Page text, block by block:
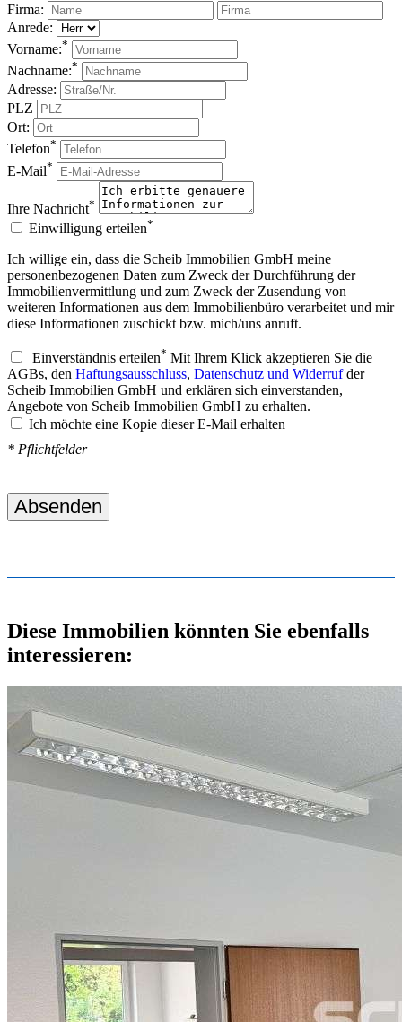
Firma:
Anrede:
Vorname:*
Nachname:*
Adresse:
PLZ
Ort:
Telefon*
E-Mail*
Ihre Nachricht*
Einwilligung erteilen*
Ich willige ein, dass die Scheib Immobilien GmbH meine
personenbezogenen Daten zum Zweck der Durchführung der
Immobilienvermittlung und zum Zweck der Zusendung von
weiteren Informationen aus dem Immobilienbüro verarbeitet und mir
diese Informationen zuschickt bzw. mich/uns anruft.
Einverständnis erteilen* Mit Ihrem Klick akzeptieren Sie die
AGBs, den Haftungsausschluss, Datenschutz und Widerrufder
Scheib Immobilien GmbH und erklären sich einverstanden,
Angebote von Scheib Immobilien GmbH zu erhalten.
Ich möchte eine Kopie dieser E-Mail erhalten
* Pflichtfelder
Absenden
Diese Immobilien könnten Sie ebenfalls
interessieren: